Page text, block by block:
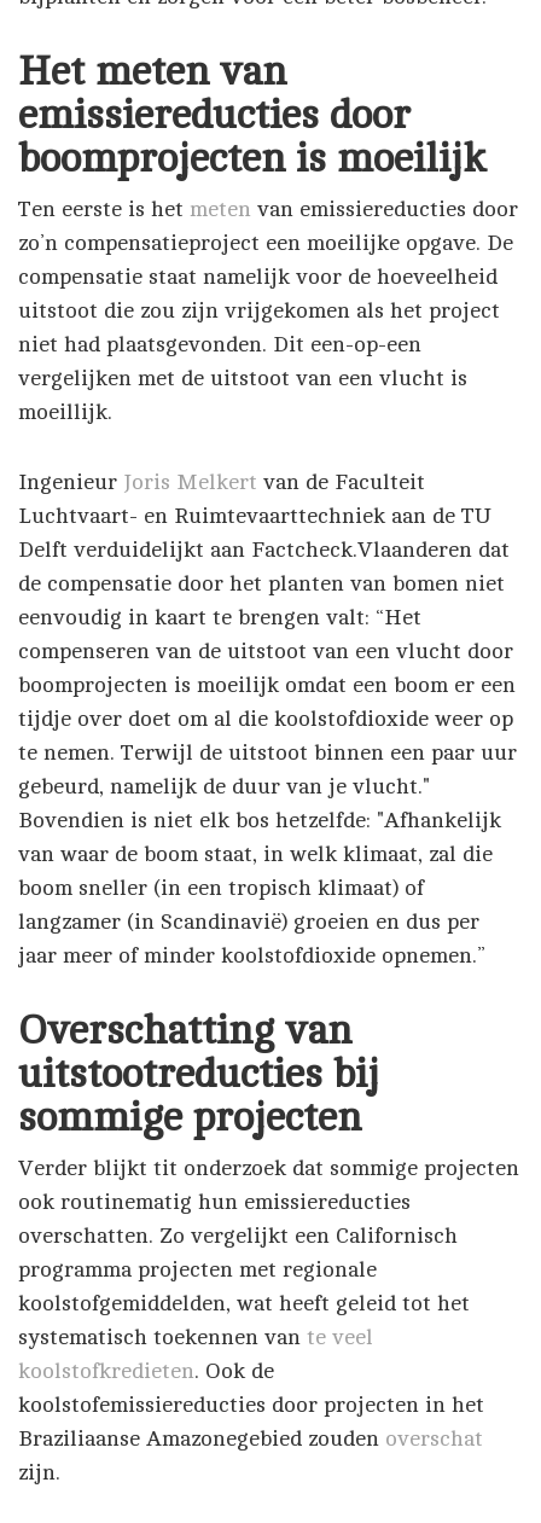
Het meten van
emissiereducties door
boomprojecten is moeilijk
Ten eerste is het meten van emissiereducties door
zo’n compensatieproject een moeilijke opgave. De
compensatie staat namelijk voor de hoeveelheid
uitstoot die zou zijn vrijgekomen als het project
niet had plaatsgevonden. Dit een-op-een
vergelijken met de uitstoot van een vlucht is
moeillijk.
Ingenieur Joris Melkert van de Faculteit
Luchtvaart- en Ruimtevaarttechniek aan de TU
Delft verduidelijkt aan Factcheck.Vlaanderen dat
de compensatie door het planten van bomen niet
eenvoudig in kaart te brengen valt: “Het
compenseren van de uitstoot van een vlucht door
boomprojecten is moeilijk omdat een boom er een
tijdje over doet om al die koolstofdioxide weer op
te nemen. Terwijl de uitstoot binnen een paar uur
gebeurd, namelijk de duur van je vlucht."
Bovendien is niet elk bos hetzelfde: "Afhankelijk
van waar de boom staat, in welk klimaat, zal die
boom sneller (in een tropisch klimaat) of
langzamer (in Scandinavië) groeien en dus per
jaar meer of minder koolstofdioxide opnemen.”
Overschatting van
uitstootreducties bij
sommige projecten
Verder blijkt tit onderzoek dat sommige projecten
ook routinematig hun emissiereducties
overschatten. Zo vergelijkt een Californisch
programma projecten met regionale
koolstofgemiddelden, wat heeft geleid tot het
systematisch toekennen van te veel
koolstofkredieten. Ook de
koolstofemissiereducties door projecten in het
Braziliaanse Amazonegebied zouden overschat
zijn.